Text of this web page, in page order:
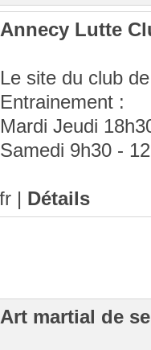
Annecy Lutte
Le site du club
Entrainement :
Mardi Jeudi
Samedi 9h30 -
| Détails
Art martial de